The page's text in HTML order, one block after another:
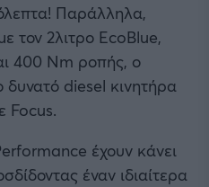
Παράλληλα,
τον 2λιτρο EcoBlue,
400 Nm ροπής, ο
δυνατό diesel κινητήρα
Focus.
έχουν κάνει
έναν ιδιαίτερα